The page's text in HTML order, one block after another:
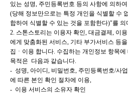
있는 성명, 주민등록번호 등의 사항에 의하
(당해 정보만으로는 특정 개인을 식별할 수
합하여 식별할 수 있는 것을 포함한다)"를 의
2. 스톤스토리는 이용자 확인, 대금결제, 이
에게 맞춤화된 서비스, 기타 부가서비스 등을
집ㆍ이용 합니다. 수집하는 개인정보 항목
목적은 다음과 같습니다.
- 성명, 아이디, 비밀번호, 주민등록번호/사
에 따른 본인 확인 절차에 이용,
- 이용 서비스의 소유자 확인